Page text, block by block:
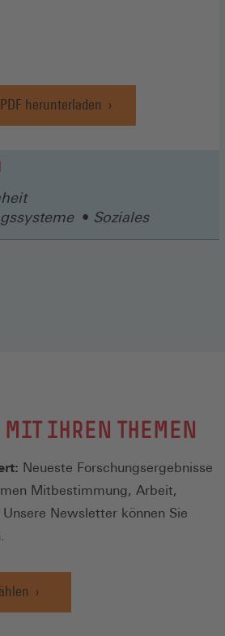
PDF herunterladen
(Öffnet
in
Soziales
MIT IHREN THEMEN
Neueste Forschungsergebnisse
Mitbestimmung, Arbeit,
Newsletter können Sie